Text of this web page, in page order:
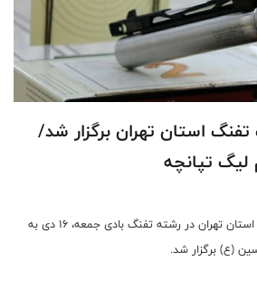
استان تهران برگزار شد/
لیگ تپانچه
هفته دوازدهم لیگ تیراندازی استان تهران در رشته تفنگ بادی جمعه، 16 دی به
(ع) برگزار شد.